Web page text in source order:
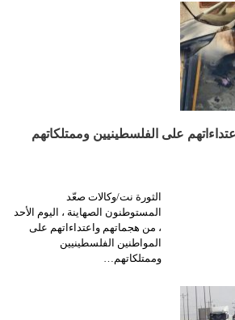
على الفلسطينيين وممتلكاتهم
الثورة نت/وكالات صعّد
المستوطنون الصهاينة ، اليوم الأحد
، من هجماتهم واعتداءاتهم على
المواطنين الفلسطينيين
وممتلكاتهم…